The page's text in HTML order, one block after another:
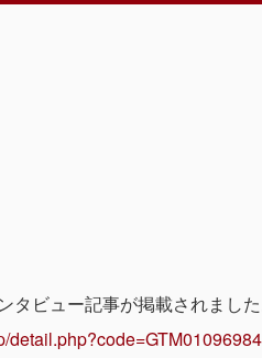
タビュー記事が掲載されました
detail.php?code=GTM01096984